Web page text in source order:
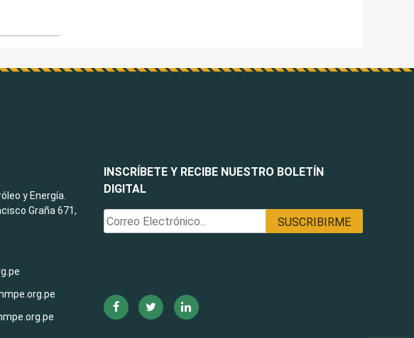
INSCRÍBETE Y RECIBE NUESTRO BOLETÍN
DIGITAL
y Energía.
Graña 671,